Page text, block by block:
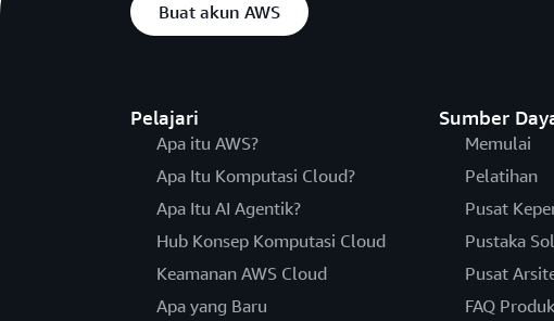
Buat akun AWS
Pelajari
Apa itu AWS?
Apa Itu Komputasi Cloud?
Apa Itu AI Agentik?
Hub Konsep Komputasi Cloud
Keamanan AWS Cloud
Apa yang Baru
Sumber
Memulai
Pelatihan
Pusat
Pustaka
Pusat
FAQ